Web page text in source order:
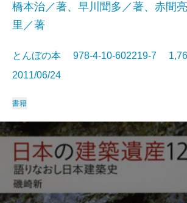
橋本治／著、早川聞多／著、赤間
里／著
とんぼの本 978-4-10-602219-7
2011/06/24
書籍